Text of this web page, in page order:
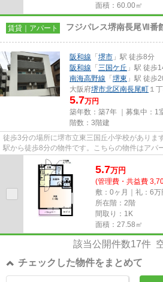
面積：60.00㎡
賃貸｜アパート フジパレス堺南長尾Ⅶ番
阪和線 「 堺市 」駅 徒歩8分
阪和線 「 三国ケ丘 」駅 徒歩
南海高野線 「 堺東 」駅 徒歩
大阪府堺市北区南長尾町 １
5.7万円
築年数：築7年 ｜募集中： 1
階数：3階建
徒歩3分の場所に堺市立東三国丘小学校がありま
駅から徒歩8分の物件です。こちらの物件はアパ
た物件です。こちらの物件詳細...
5.7万円
(管理費・共益費
敷：0ヶ月｜礼：6万
所在階：2階
間取り：1K
面積：27.58㎡
該当公開件数17件
チェックした物件をまとめて